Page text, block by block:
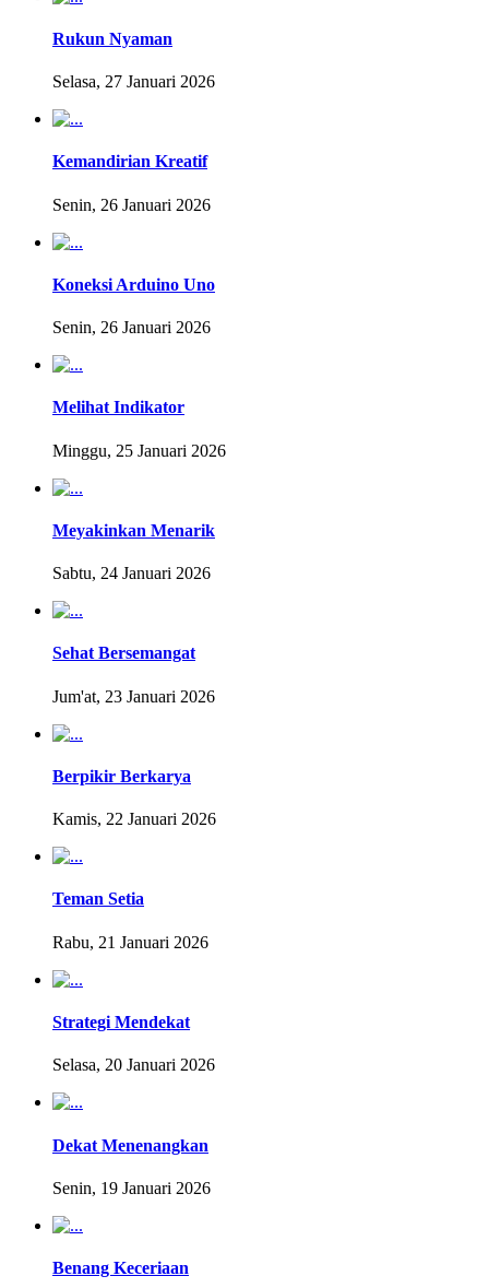
Rukun Nyaman
Selasa, 27 Januari 2026
Kemandirian Kreatif
Senin, 26 Januari 2026
Koneksi Arduino Uno
Senin, 26 Januari 2026
Melihat Indikator
Minggu, 25 Januari 2026
Meyakinkan Menarik
Sabtu, 24 Januari 2026
Sehat Bersemangat
Jum'at, 23 Januari 2026
Berpikir Berkarya
Kamis, 22 Januari 2026
Teman Setia
Rabu, 21 Januari 2026
Strategi Mendekat
Selasa, 20 Januari 2026
Dekat Menenangkan
Senin, 19 Januari 2026
Benang Keceriaan